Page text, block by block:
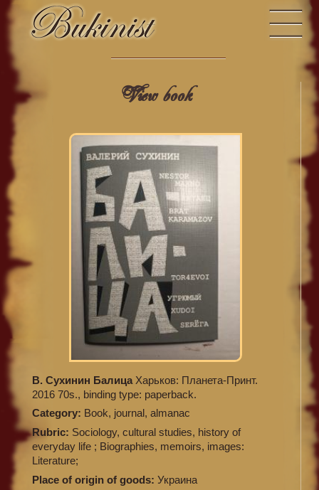
View book
В. Сухинин Балица Харьков: Планета-Принт.
2016 70s., binding type: paperback.
Category: Book, journal, almanac
Rubric: Sociology, cultural studies, history of
everyday life ; Biographies, memoirs, images:
Literature;
Place of origin of goods: Украина